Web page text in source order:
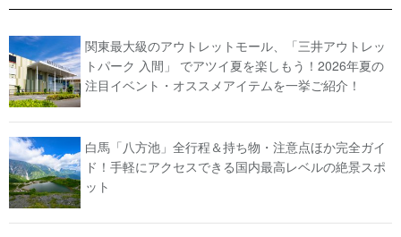
関東最大級のアウトレットモール、「三井アウトレッ
トパーク 入間」 でアツイ夏を楽しもう！2026年夏の
注目イベント・オススメアイテムを一挙ご紹介！
白馬「八方池」全行程＆持ち物・注意点ほか完全ガイ
ド！手軽にアクセスできる国内最高レベルの絶景スポ
ット